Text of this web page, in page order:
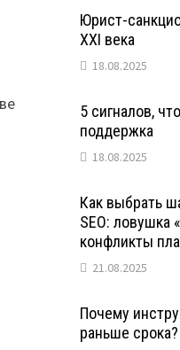
Юрист-
XXI века
18.08.2025
5 сигналов,
поддержка
18.08.2025
Как выбрать
SEO: ловушка
конфликты
21.08.2025
Почему
раньше срока?